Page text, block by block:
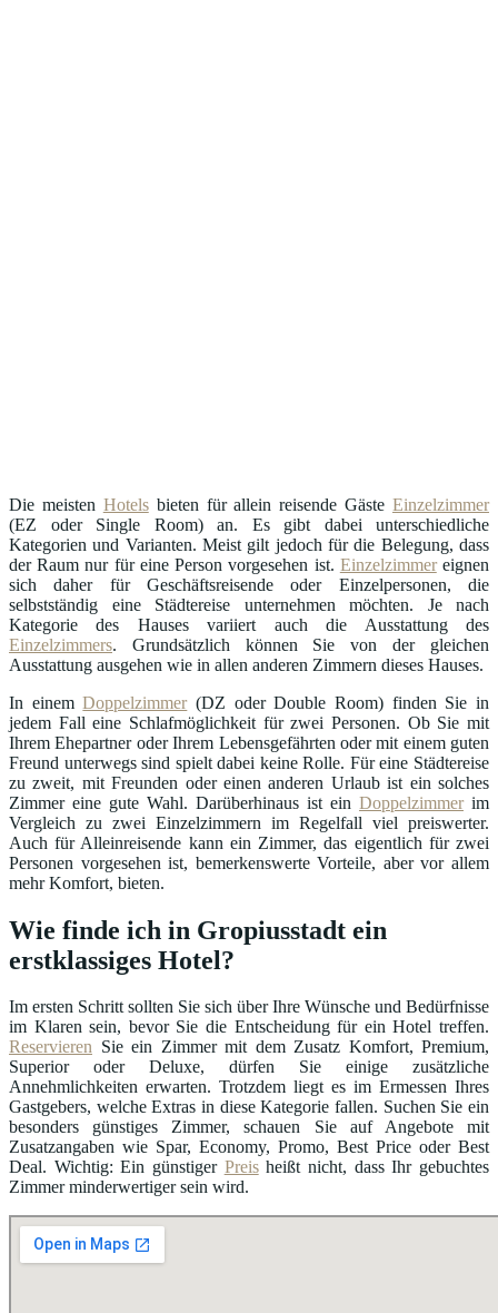
Die meisten Hotelsbieten für allein reisende Gäste Einzelzimmer
(EZ oder Single Room) an. Es gibt dabei unterschiedliche
Kategorien und Varianten. Meist gilt jedoch für die Belegung, dass
der Raum nur für eine Person vorgesehen ist. Einzelzimmereignen
sich daher für Geschäftsreisende oder Einzelpersonen, die
selbstständig eine Städtereise unternehmen möchten. Je nach
Kategorie des Hauses variiert auch die Ausstattung des
Einzelzimmers. Grundsätzlich können Sie von der gleichen
Ausstattung ausgehen wie in allen anderen Zimmern dieses Hauses.
In einemDoppelzimmer(DZ oder Double Room) finden Sie in
jedem Fall eine Schlafmöglichkeit für zwei Personen. Ob Sie mit
Ihrem Ehepartner oder Ihrem Lebensgefährten oder mit einem guten
Freund unterwegs sind spielt dabei keine Rolle. Für eine Städtereise
zu zweit, mit Freunden oder einen anderen Urlaub ist ein solches
Zimmer eine gute Wahl. Darüberhinaus ist ein Doppelzimmerim
Vergleich zu zwei Einzelzimmern im Regelfall viel preiswerter.
Auch für Alleinreisende kann ein Zimmer, das eigentlich für zwei
Personen vorgesehen ist, bemerkenswerte Vorteile, aber vor allem
mehr Komfort, bieten.
Wie finde ich in Gropiusstadt ein
erstklassiges Hotel?
Im ersten Schritt sollten Sie sich über Ihre Wünsche und Bedürfnisse
im Klaren sein, bevor Sie die Entscheidung für ein Hotel treffen.
Reservieren Sie ein Zimmer mit dem Zusatz Komfort, Premium,
Superior oder Deluxe, dürfen Sie einige zusätzliche
Annehmlichkeiten erwarten. Trotzdem liegt es im Ermessen Ihres
Gastgebers, welche Extras in diese Kategorie fallen. Suchen Sie ein
besonders günstiges Zimmer, schauen Sie auf Angebote mit
Zusatzangaben wie Spar, Economy, Promo, Best Price oder Best
Deal. Wichtig: Ein günstiger Preisheißt nicht, dass Ihr gebuchtes
Zimmer minderwertiger sein wird.